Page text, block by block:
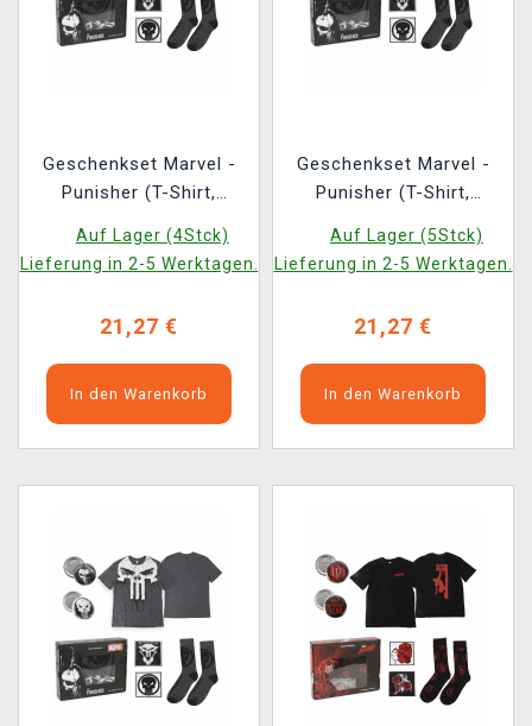
Geschenkset Marvel -
Punisher (T-Shirt,
Socken) (Größe XL)
Auf Lager (4Stck)
Lieferung in 2-5 Werktagen.
21,27 €
In den Warenkorb
Geschenkset Marvel -
Punisher (T-Shirt,
Socken) (Größe L)
Auf Lager (5Stck)
Lieferung in 2-5 Werktagen.
21,27 €
In den Warenkorb